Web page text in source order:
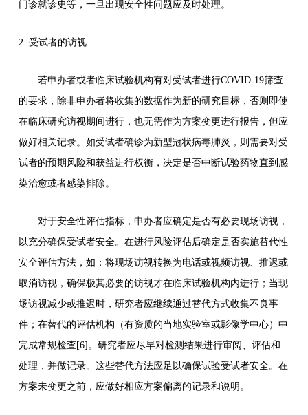
门诊就诊史等，一旦出现安全性问题应及时处理。
2. 受试者的访视
若申办者或者临床试验机构有对受试者进行COVID-19筛查
的要求，除非申办者将收集的数据作为新的研究目标，否则即使
在临床研究访视期间进行，也无需作为方案变更进行报告，但应
做好相关记录。如受试者确诊为新型冠状病毒肺炎，则需要对受
试者的预期风险和获益进行权衡，决定是否中断试验药物直到感
染治愈或者感染排除。
对于安全性评估指标，申办者应确定是否有必要现场访视，
以充分确保受试者安全。在进行风险评估后确定是否实施替代性
安全评估方法，如：将现场访视转换为电话或视频访视、推迟或
取消访视，确保极其必要的访视才在临床试验机构内进行；当现
场访视减少或推迟时，研究者应继续通过替代方式收集不良事
件；在替代的评估机构（有资质的当地实验室或影像学中心）中
完成常规检查[6]。研究者应尽早对检测结果进行审阅、评估和
处理，并做记录。这些替代方法应足以确保试验受试者安全。在
方案未变更之前，应做好相应方案偏离的记录和说明。